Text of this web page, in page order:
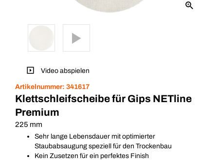
Video abspielen
Artikelnummer: 341617
Klettschleifscheibe für Gips NETline
Premium
225 mm
Sehr lange Lebensdauer mit optimierter
Staubabsaugung speziell für den Trockenbau
Kein Zusetzen für ein perfektes Finish